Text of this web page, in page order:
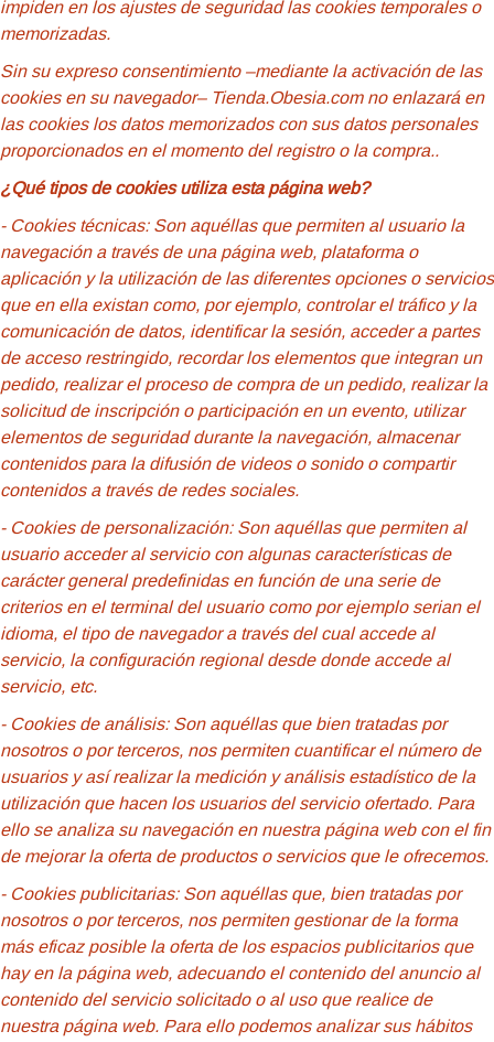
impiden en los ajustes de seguridad las cookies temporales o
memorizadas.
Sin su expreso consentimiento –mediante la activación de las
cookies en su navegador– Tienda.Obesia.com no enlazará en
las cookies los datos memorizados con sus datos personales
proporcionados en el momento del registro o la compra..
¿Qué tipos de cookies utiliza esta página web?
- Cookies técnicas: Son aquéllas que permiten al usuario la
navegación a través de una página web, plataforma o
aplicación y la utilización de las diferentes opciones o servicios
que en ella existan como, por ejemplo, controlar el tráfico y la
comunicación de datos, identificar la sesión, acceder a partes
de acceso restringido, recordar los elementos que integran un
pedido, realizar el proceso de compra de un pedido, realizar la
solicitud de inscripción o participación en un evento, utilizar
elementos de seguridad durante la navegación, almacenar
contenidos para la difusión de videos o sonido o compartir
contenidos a través de redes sociales.
- Cookies de personalización: Son aquéllas que permiten al
usuario acceder al servicio con algunas características de
carácter general predefinidas en función de una serie de
criterios en el terminal del usuario como por ejemplo serian el
idioma, el tipo de navegador a través del cual accede al
servicio, la configuración regional desde donde accede al
servicio, etc.
- Cookies de análisis: Son aquéllas que bien tratadas por
nosotros o por terceros, nos permiten cuantificar el número de
usuarios y así realizar la medición y análisis estadístico de la
utilización que hacen los usuarios del servicio ofertado. Para
ello se analiza su navegación en nuestra página web con el fin
de mejorar la oferta de productos o servicios que le ofrecemos.
- Cookies publicitarias: Son aquéllas que, bien tratadas por
nosotros o por terceros, nos permiten gestionar de la forma
más eficaz posible la oferta de los espacios publicitarios que
hay en la página web, adecuando el contenido del anuncio al
contenido del servicio solicitado o al uso que realice de
nuestra página web. Para ello podemos analizar sus hábitos